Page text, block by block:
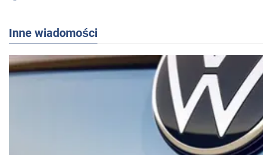
Inne wiadomości